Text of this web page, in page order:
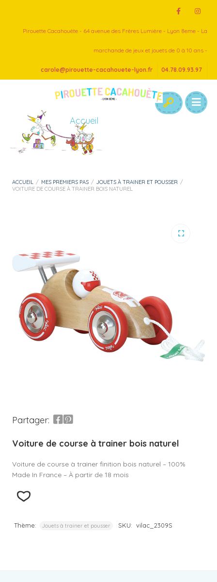
Pirouette Cacahouète - 64 avenue des Frères Lumière - Lyon 8eme - La
marchande de jeux et jouets de 0 à 10 ans -
carole@pirouette-cacahouete-lyon.fr 04.78.09.93.97
Accueil
ACCUEIL / MES PREMIERS PAS / JOUETS À TRAINER ET POUSSER /
VOITURE DE COURSE À TRAINER BOIS NATUREL
Partager:
Voiture de course à trainer bois naturel
Voiture de course à trainer finition bois naturel – 100%
Made In France – À partir de 18 mois
Thème: Jouets à trainer et pousser SKU: vilac_2309S